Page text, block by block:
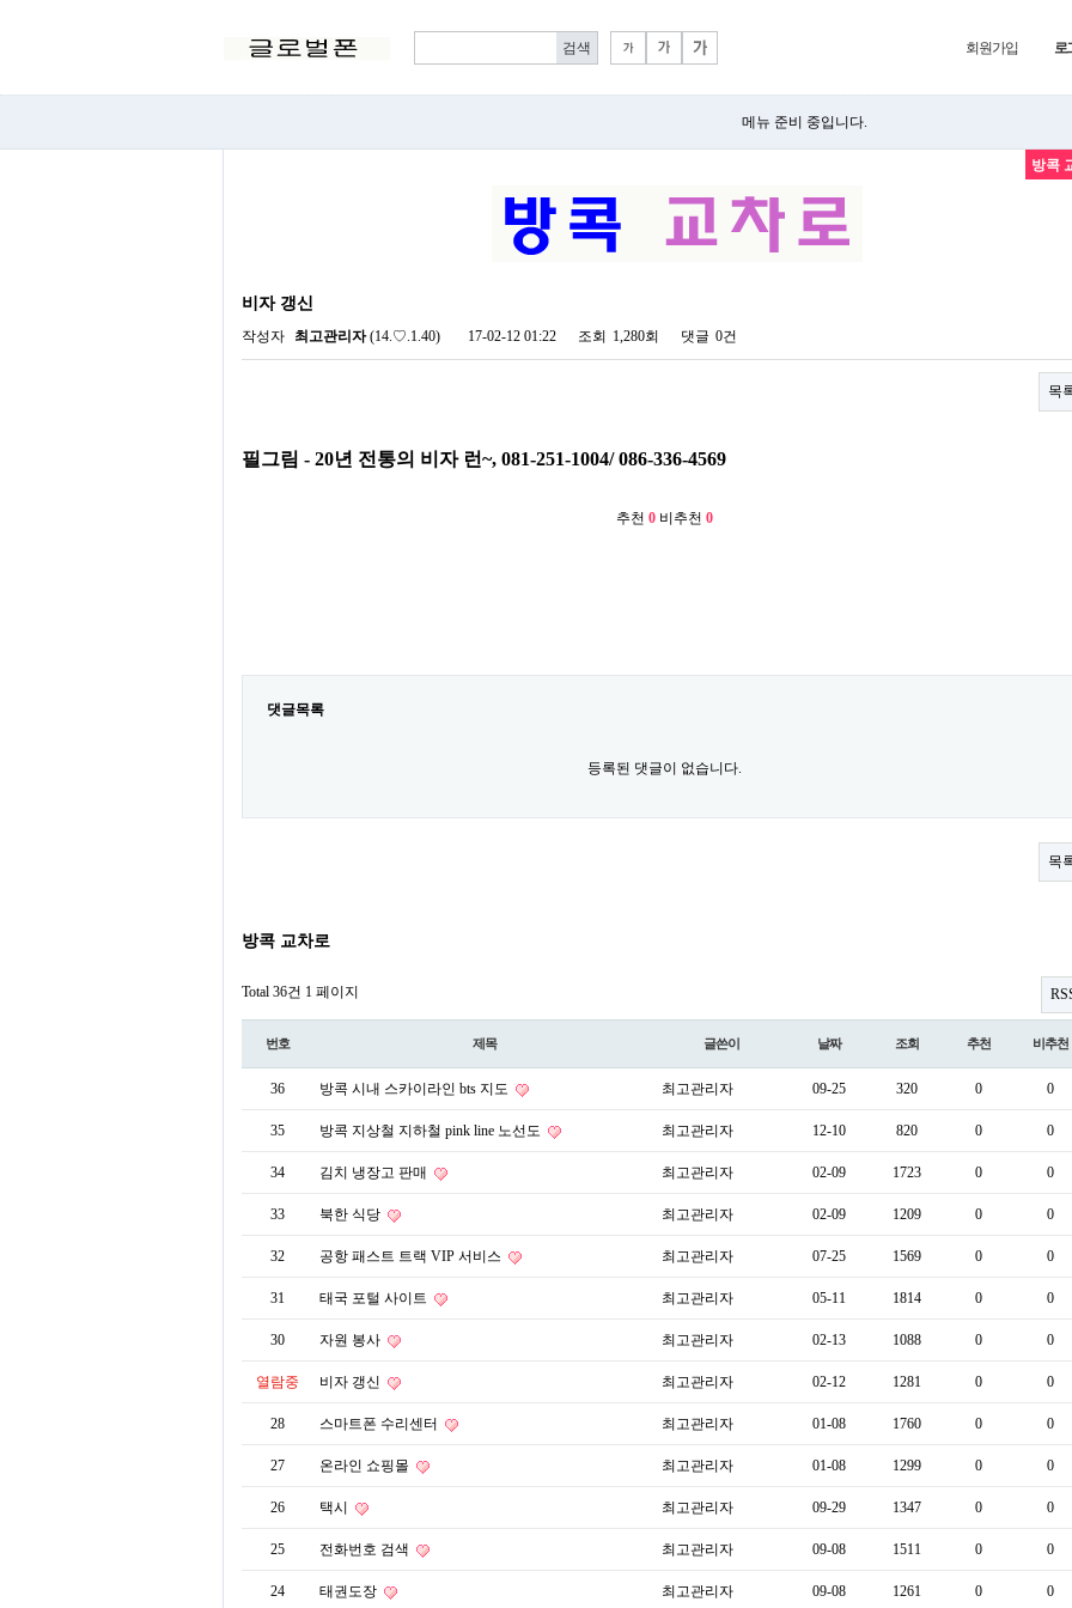
회원가입 로
메뉴 준비 중입니다.
방콕
비자 갱신
작성자 최고관리자(14.♡.1.40) 17-02-12 01:22 조회 1,280회 댓글 0건
목
필그림 - 20년 전통의 비자 런~, 081-251-1004/ 086-336-4569
추천 0 비추천 0
댓글목록
등록된 댓글이 없습니다.
목
방콕 교차로
Total 36건 1 페이지
번호 제목 글쓴이 날짜 조회 추천 비추천
36 방콕 시내 스카이라인 bts 지도 최고관리자 09-25 320 0 0
35 방콕 지상철 지하철 pink line 노선도 최고관리자 12-10 820 0 0
34 김치 냉장고 판매 최고관리자 02-09 1723 0 0
33 북한 식당 최고관리자 02-09 1209 0 0
32 공항 패스트 트랙 VIP 서비스 최고관리자 07-25 1569 0 0
31 태국 포털 사이트 최고관리자 05-11 1814 0 0
30 자원 봉사 최고관리자 02-13 1088 0 0
열람중 비자 갱신 최고관리자 02-12 1281 0 0
28 스마트폰 수리센터 최고관리자 01-08 1760 0 0
27 온라인 쇼핑몰 최고관리자 01-08 1299 0 0
26 택시 최고관리자 09-29 1347 0 0
25 전화번호 검색 최고관리자 09-08 1511 0 0
24 태권도장 최고관리자 09-08 1261 0 0